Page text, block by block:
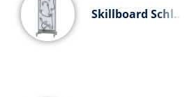
Skillboard Schl…